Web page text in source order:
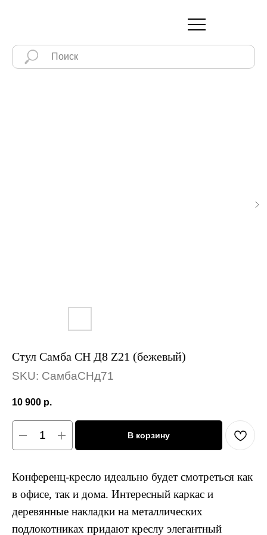
Стул Самба СН Д8 Z21 (бежевый)
SKU: СамбаСНд71
10 900 р.
В корзину
Конференц-кресло идеально будет смотреться как
в офисе, так и дома. Интересный каркас и
деревянные накладки на металлических
подлокотниках придают креслу элегантный